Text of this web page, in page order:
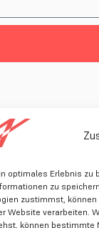
optimales Erlebnis zu
zu
zustimmst,
Website verarbeiten.
können bestimmte